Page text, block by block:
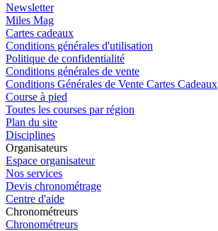
Newsletter
Miles Mag
Cartes cadeaux
Conditions générales d'utilisation
Politique de confidentialité
Conditions générales de vente
Conditions Générales de Vente Cartes Cadeaux
Course à pied
Toutes les courses par région
Plan du site
Disciplines
Organisateurs
Espace organisateur
Nos services
Devis chronométrage
Centre d'aide
Chronométreurs
Chronométreurs